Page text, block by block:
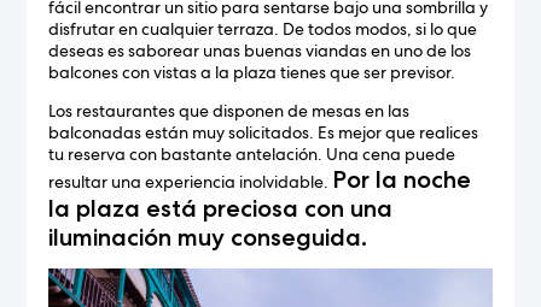
fácil encontrar un sitio para sentarse bajo una sombrilla y
disfrutar en cualquier terraza. De todos modos, si lo que
deseas es saborear unas buenas viandas en uno de los
balcones con vistas a la plaza tienes que ser previsor.
Los restaurantes que disponen de mesas en las
balconadas están muy solicitados. Es mejor que realices
tu reserva con bastante antelación. Una cena puede
resultar una experiencia inolvidable. Por la noche
la plaza está preciosa con una
iluminación muy conseguida.